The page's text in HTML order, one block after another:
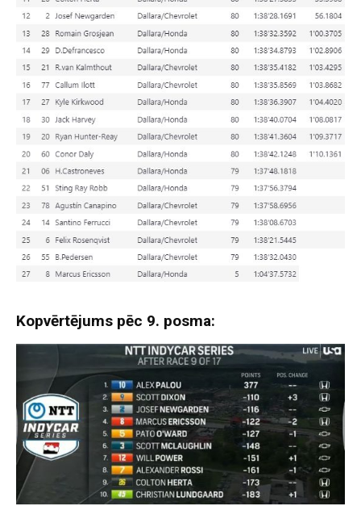
Kopvērtējums pēc 9. posma: